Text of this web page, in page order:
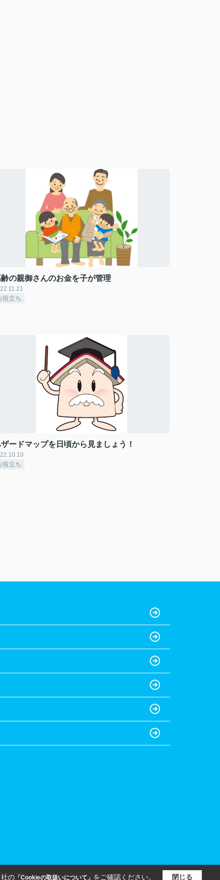
の親御さんのお金を子が管理
役立ち
ードマップを日頃から見ましょう！
役立ち
の「Cookieの取扱いについて」 をご確認ください。 閉じる